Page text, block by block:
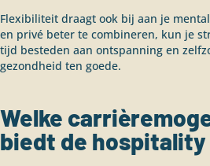
Flexibiliteit draagt ook bij aan je
en privé beter te combineren, kun je
tijd besteden aan ontspanning en
gezondheid ten goede.
Welke
biedt de